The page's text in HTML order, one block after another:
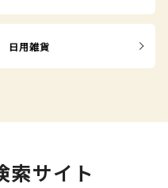
日用雑貨
索サイト